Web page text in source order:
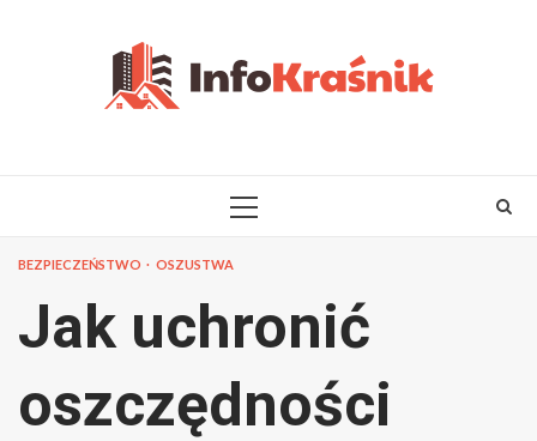
PRIMARY
BEZPIECZEŃSTWO OSZUSTWA
Jak uchronić
oszczędności